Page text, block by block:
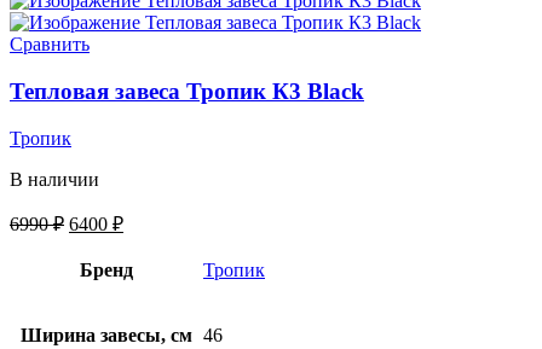
Сравнить
Тепловая завеса Тропик К3 Black
Тропик
В наличии
6990₽ 6400 ₽
Бренд Тропик
Ширина завесы, см 46